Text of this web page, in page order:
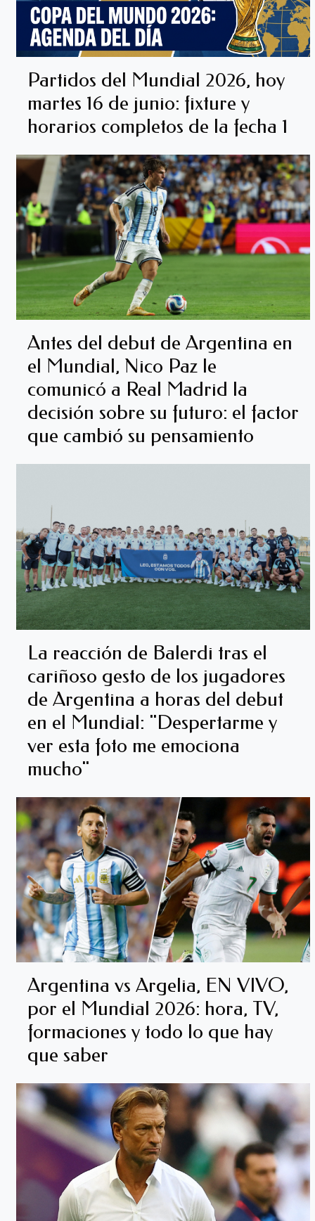
Partidos del Mundial 2026, hoy
martes 16 de junio: fixture y
horarios completos de la fecha 1
Antes del debut de Argentina en
el Mundial, Nico Paz le
comunicó a Real Madrid la
decisión sobre su futuro: el factor
que cambió su pensamiento
La reacción de Balerdi tras el
cariñoso gesto de los jugadores
de Argentina a horas del debut
en el Mundial: "Despertarme y
ver esta foto me emociona
mucho"
Argentina vs Argelia, EN VIVO,
por el Mundial 2026: hora, TV,
formaciones y todo lo que hay
que saber